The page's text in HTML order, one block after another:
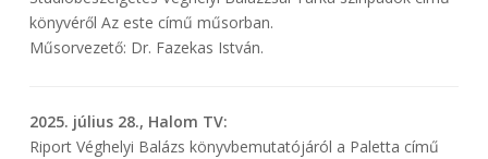
könyvéről Az este című műsorban.
Műsorvezető: Dr. Fazekas István.
2025. július 28., Halom TV:
Riport Véghelyi Balázs könyvbemutatójáról a Paletta című